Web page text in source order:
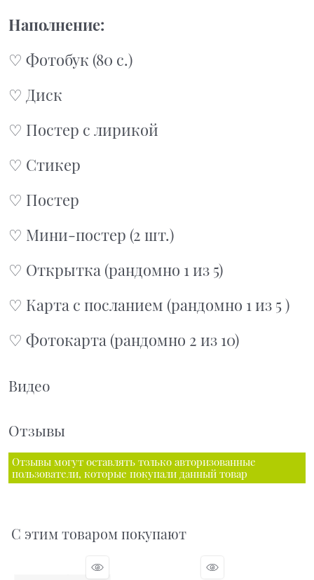
Наполнение:
♡ Фотобук (80 с.)
♡ Диск
♡ Постер с лирикой
♡ Стикер
♡ Постер
♡ Мини-постер (2 шт.)
♡ Открытка (рандомно 1 из 5)
♡ Карта с посланием (рандомно 1 из 5 )
♡ Фотокарта (рандомно 2 из 10)
Видео
Отзывы
Отзывы могут оставлять только авторизованные
пользователи, которые покупали данный товар
С этим товаром покупают